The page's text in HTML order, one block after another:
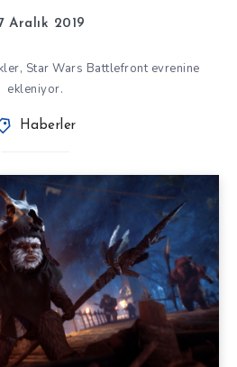
Aralık 2019
Star Wars Battlefront evrenine
ekleniyor.
Haberler